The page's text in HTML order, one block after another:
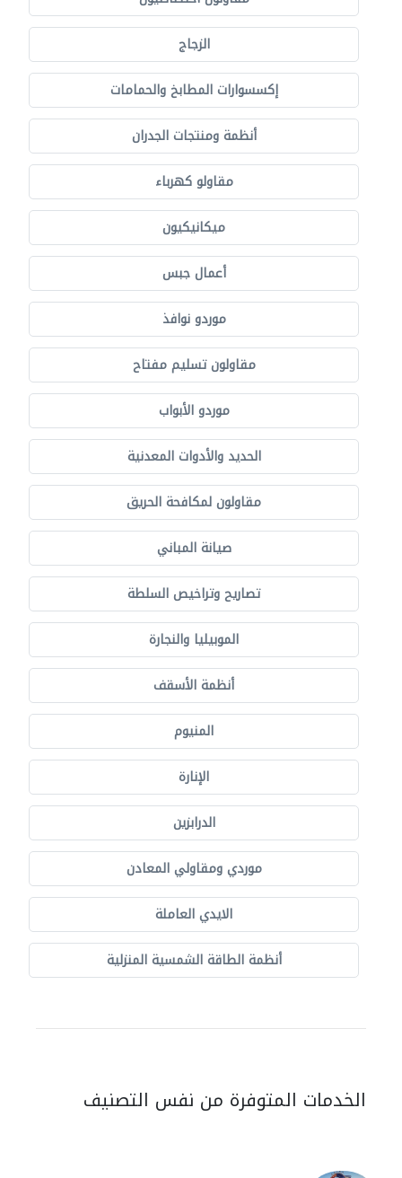
الزجاج
إكسسوارات المطابخ والحمامات
أنظمة ومنتجات الجدران
مقاولو كهرباء
ميكانيكيون
أعمال جبس
موردو نوافذ
مقاولون تسليم مفتاح
موردو الأبواب
الحديد والأدوات المعدنية
مقاولون لمكافحة الحريق
صيانة المباني
تصاريح وتراخيص السلطة
الموبيليا والنجارة
أنظمة الأسقف
المنيوم
الإنارة
الدرابزين
موردي ومقاولي المعادن
الايدي العاملة
أنظمة الطاقة الشمسية المنزلية
الخدمات المتوفرة من نفس التصنيف